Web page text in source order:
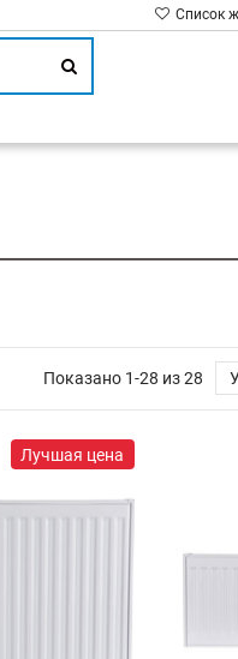
Список
Показано 1-28 из 28
Лучшая цена